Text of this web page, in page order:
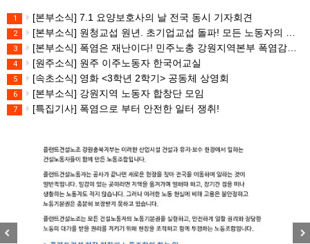
1 [본부소식] 7.1 요양보호사의 날 전국 동시 기자회견
2 [본부소식] 원청교섭 원년. 초기업교섭 돌파! 모든 노동자의 노동기본권 쟁취! 민주노총 7.15 총파업대회
3 [본부소식] 폭염은 재난이다! 민주노총 강원지역본부 폭염감시단 선포 기자회견
4 [원주소식] 원주 이주노동자 한국어교실
5 [속초소식] 영화 <3학년 2학기> 공동체 상영회
6 [본부소식] 강원지역 노동자 합창단 모임
7 [특집기사] 폭염으로 부터 안전한 일터 쟁취!